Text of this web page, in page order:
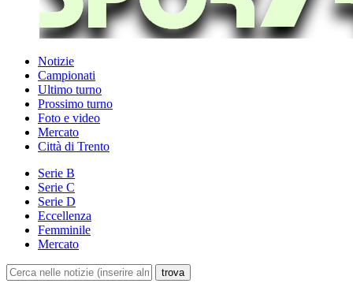
Notizie
Campionati
Ultimo turno
Prossimo turno
Foto e video
Mercato
Città di Trento
Serie B
Serie C
Serie D
Eccellenza
Femminile
Mercato